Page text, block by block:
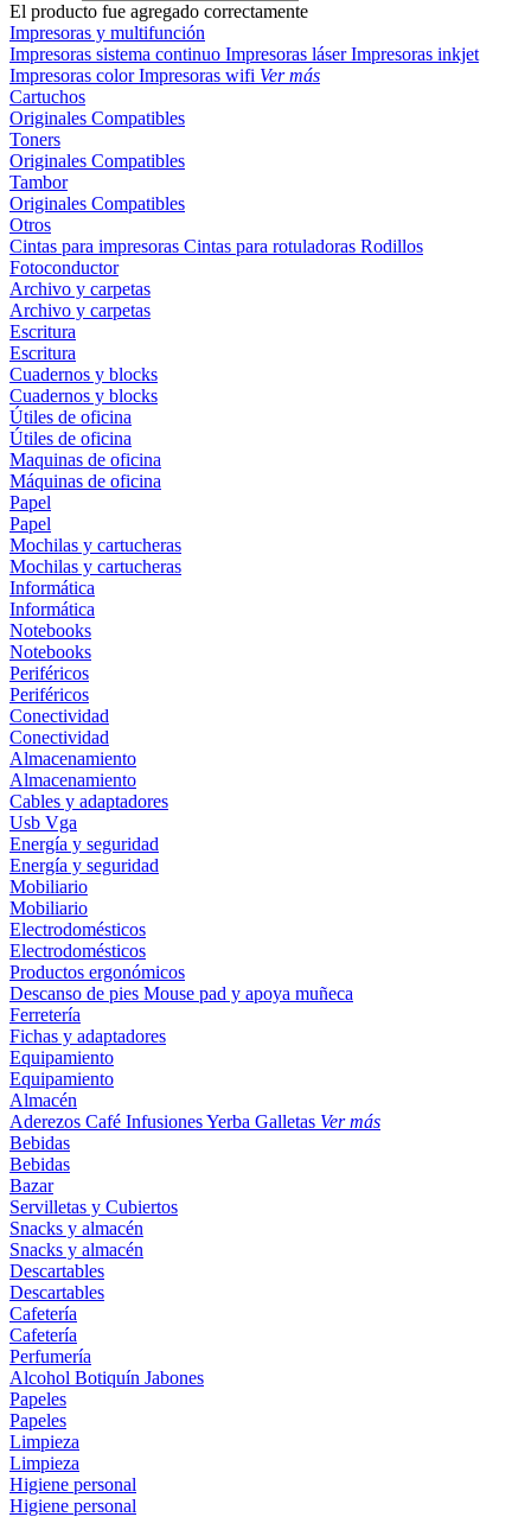
El producto fue agregado correctamente
Impresoras y multifunción
Impresoras sistema continuo Impresoras láserImpresoras inkjet
Impresoras colorImpresoras wifi Ver más
Cartuchos
Originales Compatibles
Toners
Originales Compatibles
Tambor
Originales Compatibles
Otros
Cintas para impresoras Cintas para rotuladoras Rodillos
Fotoconductor
Archivo y carpetas
Archivo y carpetas
Escritura
Escritura
Cuadernos y blocks
Cuadernos y blocks
Útiles de oficina
Útiles de oficina
Maquinas de oficina
Máquinas de oficina
Papel
Papel
Mochilas y cartucheras
Mochilas y cartucheras
Informática
Informática
Notebooks
Notebooks
Periféricos
Periféricos
Conectividad
Conectividad
Almacenamiento
Almacenamiento
Cables y adaptadores
Usb Vga
Energía y seguridad
Energía y seguridad
Mobiliario
Mobiliario
Electrodomésticos
Electrodomésticos
Productos ergonómicos
Descanso de pies Mouse pad y apoya muñeca
Ferretería
Fichas y adaptadores
Equipamiento
Equipamiento
Almacén
Aderezos Café InfusionesYerba Galletas Ver más
Bebidas
Bebidas
Bazar
Servilletas y Cubiertos
Snacks y almacén
Snacks y almacén
Descartables
Descartables
Cafetería
Cafetería
Perfumería
Alcohol Botiquín Jabones
Papeles
Papeles
Limpieza
Limpieza
Higiene personal
Higiene personal